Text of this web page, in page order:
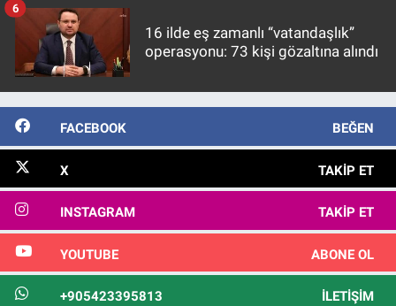
16 ilde eş zamanlı “vatandaşlık”
operasyonu: 73 kişi gözaltına alındı
6
FACEBOOK BEĞEN
X TAKIP ET
INSTAGRAM TAKIP ET
YOUTUBE ABONE OL
+905423395813 İLETIŞIM